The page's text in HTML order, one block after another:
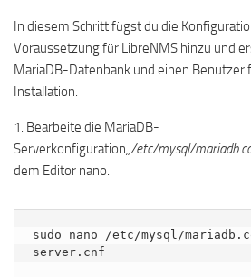
In diesem Schritt fügst du die
Voraussetzung für LibreNMS hinzu und
MariaDB-Datenbank und einen Benutzer
Installation.
1. Bearbeite die MariaDB-
Serverkonfiguration„/etc/mysql/
dem Editor nano.
sudo nano /etc/mysql/
server.cnf